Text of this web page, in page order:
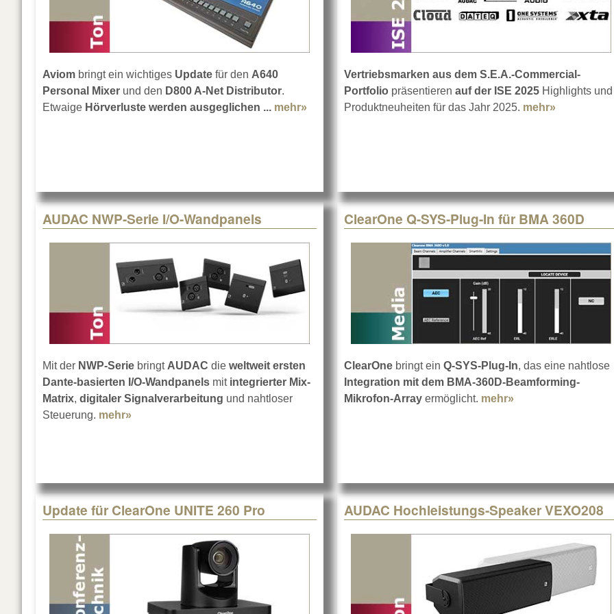
Aviom bringt ein wichtiges Update für den A640
Personal Mixer und den D800 A-Net Distributor.
Etwaige Hörverluste werden ausgeglichen ... mehr» about Updates für Aviom A640 und D800
Vertriebsmarken aus dem S.E.A.-Commercial-
Portfolio präsentieren auf der ISE 2025 Highlights und
Produktneuheiten für das Jahr 2025. mehr»
AUDAC NWP-Serie I/O-Wandpanels
Mit der NWP-Serie bringt AUDAC die weltweit ersten
Dante-basierten I/O-Wandpanels mit integrierter Mix-
Matrix, digitaler Signalverarbeitung und nahtloser
Steuerung. mehr»
ClearOne Q-SYS-Plug-In für BMA 360D
ClearOne bringt ein Q-SYS-Plug-In, das eine nahtlose
Integration mit dem BMA-360D-Beamforming-
Mikrofon-Array ermöglicht. mehr»
Update für ClearOne UNITE 260 Pro AUDAC Hochleistungs-Speaker VEXO208